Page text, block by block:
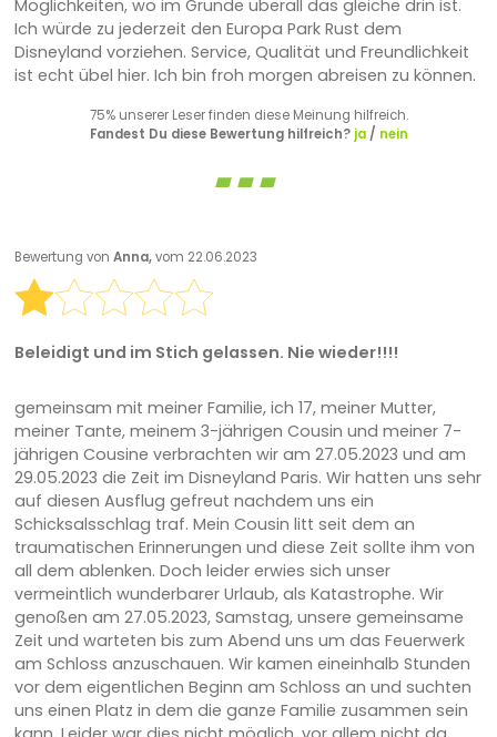
Möglichkeiten, wo im Grunde überall das gleiche drin ist.
Ich würde zu jederzeit den Europa Park Rust dem
Disneyland vorziehen. Service, Qualität und Freundlichkeit
ist echt übel hier. Ich bin froh morgen abreisen zu können.
75% unserer Leser finden diese Meinung hilfreich.
Fandest Du diese Bewertung hilfreich? ja/ nein
Bewertung von Anna,vom 22.06.2023
Beleidigt und im Stich gelassen. Nie wieder!!!!
gemeinsam mit meiner Familie, ich 17, meiner Mutter,
meiner Tante, meinem 3-jährigen Cousin und meiner 7-
jährigen Cousine verbrachten wir am 27.05.2023 und am
29.05.2023 die Zeit im Disneyland Paris. Wir hatten uns sehr
auf diesen Ausflug gefreut nachdem uns ein
Schicksalsschlag traf. Mein Cousin litt seit dem an
traumatischen Erinnerungen und diese Zeit sollte ihm von
all dem ablenken. Doch leider erwies sich unser
vermeintlich wunderbarer Urlaub, als Katastrophe. Wir
genoßen am 27.05.2023, Samstag, unsere gemeinsame
Zeit und warteten bis zum Abend uns um das Feuerwerk
am Schloss anzuschauen. Wir kamen eineinhalb Stunden
vor dem eigentlichen Beginn am Schloss an und suchten
uns einen Platz in dem die ganze Familie zusammen sein